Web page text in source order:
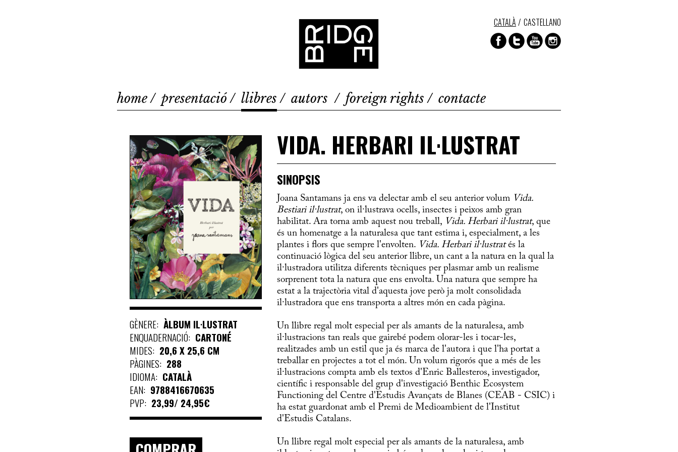
Bridge CATALÀ CASTELLANO
home presentació llibres autors foreign rights contacte
VIDA. HERBARI IL·LUSTRAT
GÈNERE: ÀLBUM IL·LUSTRAT
ENQUADERNACIÓ: CARTONÉ
MIDES: 20,6 X 25,6 CM
PÀGINES: 288
IDIOMA: CATALÀ
EAN: 9788416670635
PVP: 23,99/ 24,95€
SINOPSIS
Joana Santamans ja ens va delectar amb el seu anterior volum Vida.
Bestiari il·lustrat, on il·lustrava ocells, insectes i peixos amb gran
habilitat. Ara torna amb aquest nou treball, Vida. Herbari il·lustrat, que
és un homenatge a la naturalesa que tant estima i, especialment, a les
plantes i flors que sempre l'envolten. Vida. Herbari il·lustratés la
continuació lògica del seu anterior llibre, un cant a la natura en la qual la
il·lustradora utilitza diferents tècniques per plasmar amb un realisme
sorprenent tota la natura que ens envolta. Una natura que sempre ha
estat a la trajectòria vital d'aquesta jove però ja molt consolidada
il·lustradora que ens transporta a altres món en cada pàgina.
Un llibre regal molt especial per als amants de la naturalesa, amb
il·lustracions tan reals que gairebé podem olorar-les i tocar-les,
realitzades amb un estil que ja és marca de l'autora i que l'ha portat a
treballar en projectes a tot el món. Un volum rigorós que a més de les
il·lustracions compta amb els textos d'Enric Ballesteros, investigador,
científic i responsable del grup d'investigació Benthic Ecosystem
Functioning del Centre d'Estudis Avançats de Blanes (CEAB - CSIC) i
ha estat guardonat amb el Premi de Medioambient de l'Institut
d'Estudis Catalans.
Un llibre regal molt especial per als amants de la naturalesa, amb